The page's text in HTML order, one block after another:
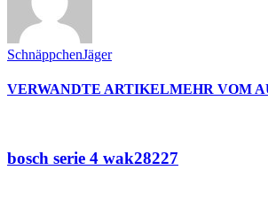
SchnäppchenJäger
VERWANDTE ARTIKELMEHR VOM
bosch serie 4 wak28227